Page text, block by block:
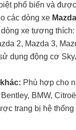
phổ biến và
các dòng xe Mazda
dòng xe tương thích:
2, Mazda 3,
dụng động cơ
Phù hợp cho
BMW,
trang bị hệ thống